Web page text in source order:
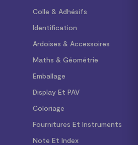
Colle & Adhésifs
Identification
Ardoises & Accessoires
Maths & Géométrie
Emballage
Display Et PAV
Coloriage
Fournitures Et Instruments
Note Et Index